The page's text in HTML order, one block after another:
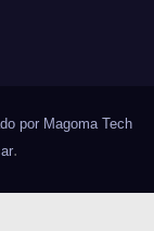
por Magoma Tech
.